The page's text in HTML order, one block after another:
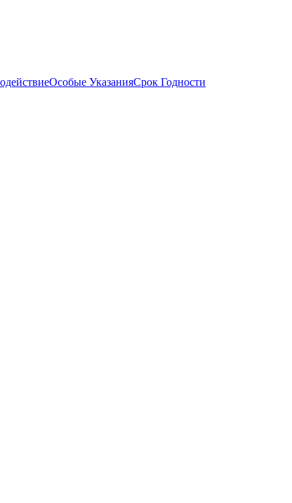
Особые УказанияСрок Годности